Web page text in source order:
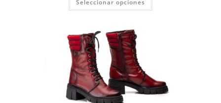
Seleccionar opciones
tiene
página
de
producto